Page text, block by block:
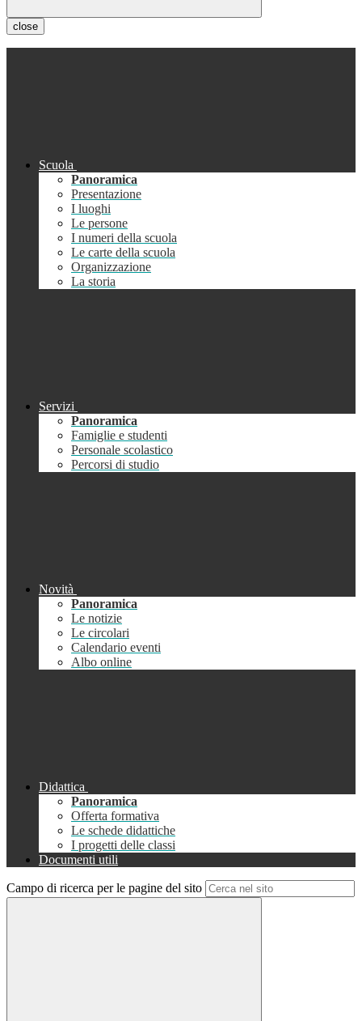
close
Scuola
Panoramica
Presentazione
I luoghi
Le persone
I numeri della scuola
Le carte della scuola
Organizzazione
La storia
Servizi
Panoramica
Famiglie e studenti
Personale scolastico
Percorsi di studio
Novità
Panoramica
Le notizie
Le circolari
Calendario eventi
Albo online
Didattica
Panoramica
Offerta formativa
Le schede didattiche
I progetti delle classi
Documenti utili
Campo di ricerca per le pagine del sito